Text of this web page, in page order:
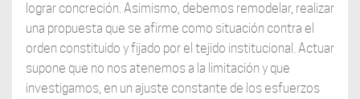
lograr concreción. Asimismo, debemos remodelar, realizar
una propuesta que se afirme como situación contra el
orden constituido y fijado por el tejido institucional. Actuar
supone que no nos atenemos a la limitación y que
investigamos, en un ajuste constante de los esfuerzos